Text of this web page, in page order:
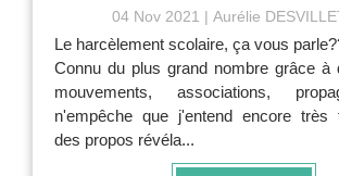
04 Nov 2021 Aurélie
Le harcèlement scolaire, ça vous
Connu du plus grand nombre grâce à
mouvements, associations,
n'empêche que j'entend encore très
des propos révéla...